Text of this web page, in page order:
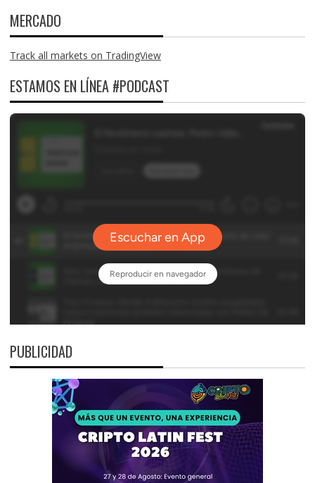
MERCADO
Track all markets on TradingView
ESTAMOS EN LÍNEA #PODCAST
PUBLICIDAD